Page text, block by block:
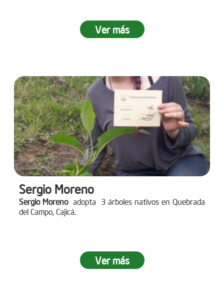
Ver más
Sergio Moreno
Sergio Moreno adopta 3 árboles nativos en Quebrada
del Campo, Cajicá.
Ver más